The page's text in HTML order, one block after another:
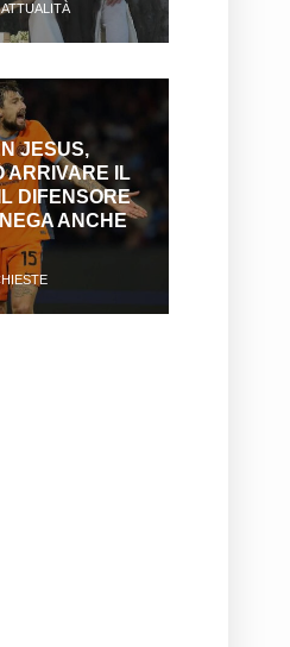
JESUS,
ARRIVARE IL
DIFENSORE
ANCHE